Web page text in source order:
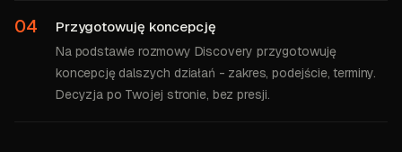
04 Przygotowuję koncepcję
Na podstawie rozmowy Discovery przygotowuję
koncepcję dalszych działań - zakres, podejście, terminy.
Decyzja po Twojej stronie, bez presji.